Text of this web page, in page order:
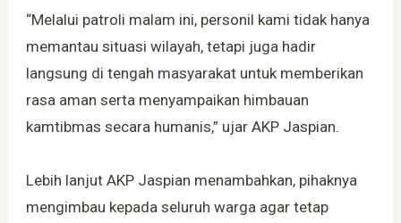
“Melalui patroli malam ini, personil kami tidak hanya
memantau situasi wilayah, tetapi juga hadir
langsung di tengah masyarakat untuk memberikan
rasa aman serta menyampaikan himbauan
kamtibmas secara humanis,” ujar AKP Jaspian.
Lebih lanjut AKP Jaspian menambahkan, pihaknya
mengimbau kepada seluruh warga agar tetap